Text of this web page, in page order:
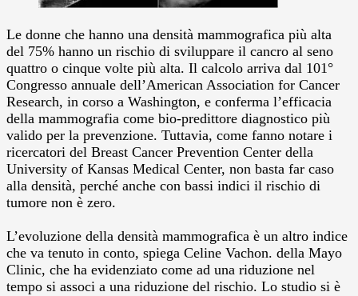
Le donne che hanno una densità mammografica più alta
del 75% hanno un rischio di sviluppare il cancro al seno
quattro o cinque volte più alta. Il calcolo arriva dal 101°
Congresso annuale dell’American Association for Cancer
Research, in corso a Washington, e conferma l’efficacia
della mammografia come bio-predittore diagnostico più
valido per la prevenzione. Tuttavia, come fanno notare i
ricercatori del Breast Cancer Prevention Center della
University of Kansas Medical Center, non basta far caso
alla densità, perché anche con bassi indici il rischio di
tumore non è zero.
L’evoluzione della densità mammografica è un altro indice
che va tenuto in conto, spiega Celine Vachon. della Mayo
Clinic, che ha evidenziato come ad una riduzione nel
tempo si associ a una riduzione del rischio. Lo studio si è